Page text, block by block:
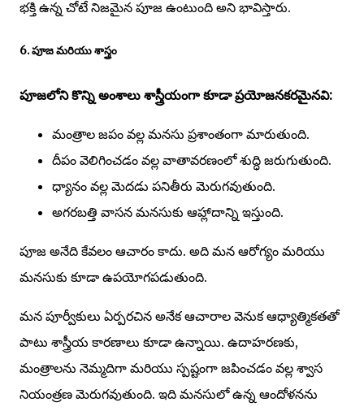
భక్తి ఉన్న చోటే నిజమైన పూజ ఉంటుంది అని భావిస్తారు.
6. పూజ మరియు శాస్త్రం
పూజలోని కొన్ని అంశాలు శాస్త్రీయంగా కూడా ప్రయోజనకరమైనవి:
మంత్రాల జపం వల్ల మనసు ప్రశాంతంగా మారుతుంది.
దీపం వెలిగించడం వల్ల వాతావరణంలో శుద్ధి జరుగుతుంది.
ధ్యానం వల్ల మెదడు పనితీరు మెరుగవుతుంది.
అగరబత్తి వాసన మనసుకు ఆహ్లాదాన్ని ఇస్తుంది.
పూజ అనేది కేవలం ఆచారం కాదు. అది మన ఆరోగ్యం మరియు
మనసుకు కూడా ఉపయోగపడుతుంది.
మన పూర్వీకులు ఏర్పరచిన అనేక ఆచారాల వెనుక ఆధ్యాత్మికతతో
పాటు శాస్త్రీయ కారణాలు కూడా ఉన్నాయి. ఉదాహరణకు,
మంత్రాలను నెమ్మదిగా మరియు స్పష్టంగా జపించడం వల్ల శ్వాస
నియంత్రణ మెరుగవుతుంది. ఇది మనసులో ఉన్న ఆందోళనను